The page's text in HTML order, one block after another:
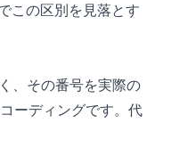
この区別を見落とす
、その番号を実際の
ーディングです。代